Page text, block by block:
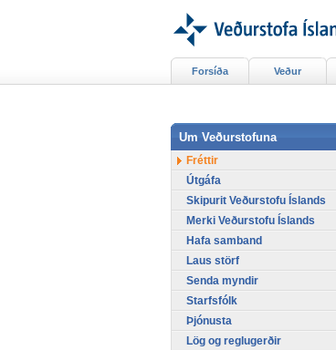
Forsíða Veður
Um Veðurstofuna
Fréttir
Útgáfa
Skipurit Veðurstofu Íslands
Merki Veðurstofu Íslands
Hafa samband
Laus störf
Senda myndir
Starfsfólk
Þjónusta
Lög og reglugerðir